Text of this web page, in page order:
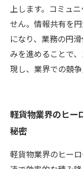
上します。コミュ
せん。情報共有を
になり、業務の円
みを進めることで
現し、業界での競
軽貨物業界のヒー
秘密
軽貨物業界のヒー